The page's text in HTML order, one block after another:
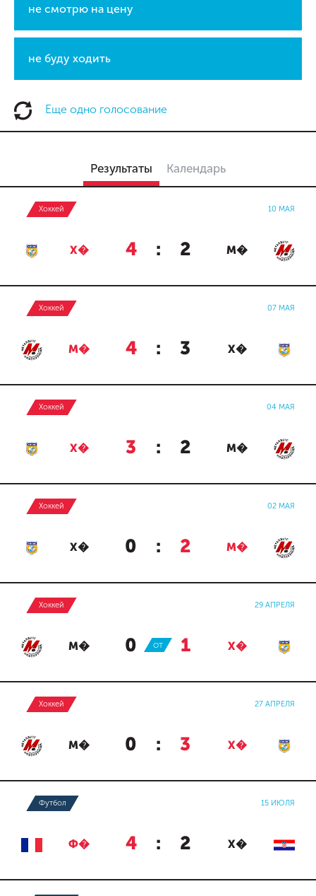
не смотрю на цену
не буду ходить
Еще одно голосование
Результаты Календарь
Хоккей 10 МАЯ
Х� 4 : 2 М�
Хоккей 07 МАЯ
М� 4 : 3 Х�
Хоккей 04 МАЯ
Х� 3 : 2 М�
Хоккей 02 МАЯ
Х� 0 : 2 М�
Хоккей 29 АПРЕЛЯ
М� 0 : 1 Х�
ОТ
Хоккей 27 АПРЕЛЯ
М� 0 : 3 Х�
Футбол 15 ИЮЛЯ
Ф� 4 : 2 Х�